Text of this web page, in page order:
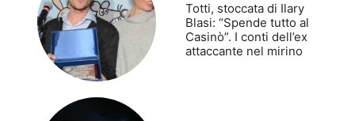
Totti, stoccata di Ilary
Blasi: “Spende tutto al
Casinò”. I conti dell’ex
attaccante nel mirino